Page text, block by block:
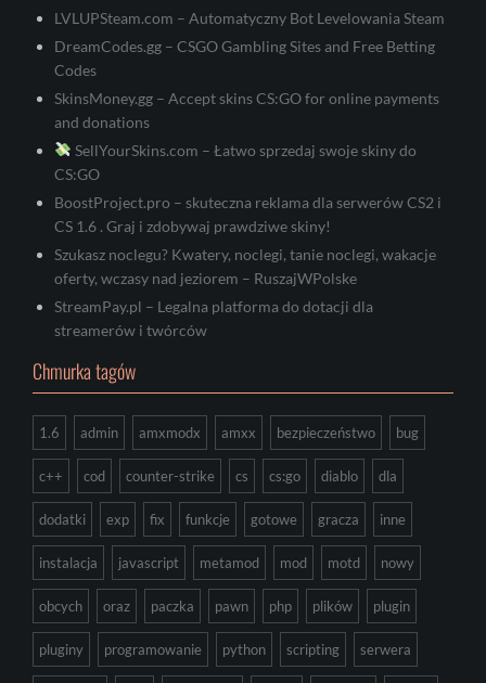
LVLUPSteam.com – Automatyczny Bot Levelowania Steam
DreamCodes.gg – CSGO Gambling Sites and Free Betting
Codes
SkinsMoney.gg – Accept skins CS:GO for online payments
and donations
SellYourSkins.com – Łatwo sprzedaj swoje skiny do
CS:GO
BoostProject.pro – skuteczna reklama dla serwerów CS2 i
CS 1.6 . Graj i zdobywaj prawdziwe skiny!
Szukasz noclegu? Kwatery, noclegi, tanie noclegi, wakacje
oferty, wczasy nad jeziorem – RuszajWPolske
StreamPay.pl – Legalna platforma do dotacji dla
streamerów i twórców
Chmurka tagów
1.6 admin amxmodx amxx bezpieczeństwo bug
c++ cod counter-strike cs cs:go diablo dla
dodatki exp fix funkcje gotowe gracza inne
instalacja javascript metamod mod motd nowy
obcych oraz paczka pawn php plików plugin
pluginy programowanie python scripting serwera